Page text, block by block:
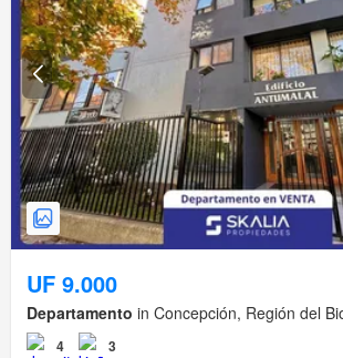
UF 9.000
Departamento in Concepción, Región del
4 3